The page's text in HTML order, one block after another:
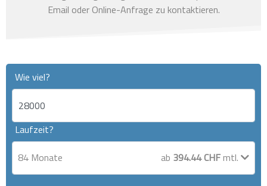
Email oder Online-Anfrage zu kontaktieren.
Wie viel?
Laufzeit?
84 Monate ab 394.44CHFmtl.